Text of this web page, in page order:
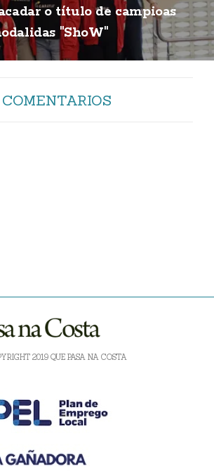
o título de campioas
"ShoW"
COMENTARIOS
2019 QUE PASA NA COSTA